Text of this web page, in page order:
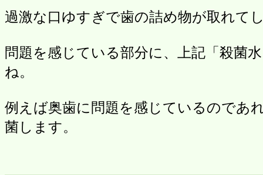
過激な口ゆすぎで歯の詰め物が取れて
問題を感じている部分に、上記「殺菌
ね。
例えば奥歯に問題を感じているのであ
菌します。